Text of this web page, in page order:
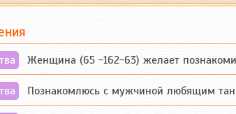
Женщина (65 -162-63) желает
Познакомлюсь с мужчиной любящим